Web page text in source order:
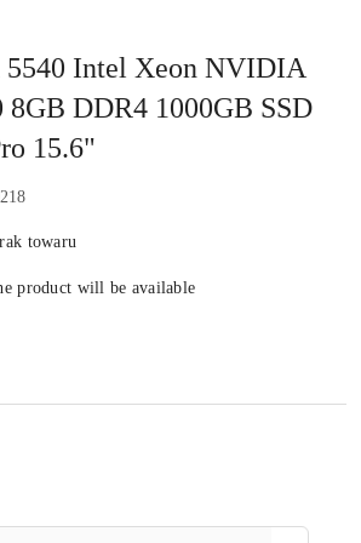
5540 Intel Xeon NVIDIA
8GB DDR4 1000GB SSD
15.6"
towaru
product will be available